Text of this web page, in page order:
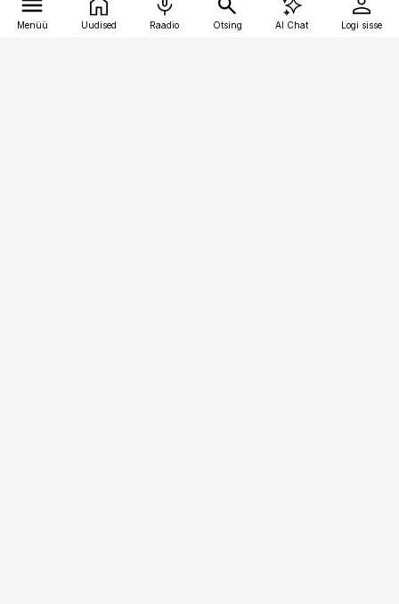
Menüü Uudised Raadio Otsing AI Chat Logi sisse